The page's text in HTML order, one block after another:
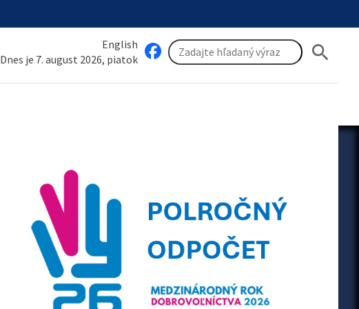
English
Dnes je 7. august 2026, piatok
search